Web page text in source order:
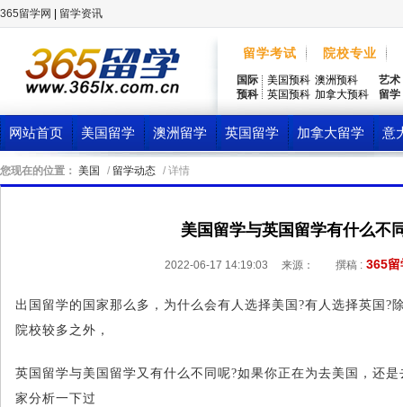
365留学网 留学资讯
留学考试 院校专业
国际
预科
美国预科 澳洲预科
英国预科 加拿大预科
艺术
留学
网站首页 美国留学 澳洲留学 英国留学 加拿大留学 意
您现在的位置： 美国 / 留学动态 / 详情
美国留学与英国留学有什么不
2022-06-17 14:19:03 来源： 撰稿 : 365留
出国留学的国家那么多，为什么会有人选择美国?有人选择英国?
院校较多之外，
英国留学与美国留学又有什么不同呢?如果你正在为去美国，还
家分析一下过